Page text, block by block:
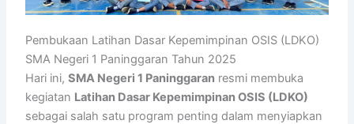
Pembukaan Latihan Dasar Kepemimpinan OSIS (LDKO)
SMA Negeri 1 Paninggaran Tahun 2025
Hari ini,SMA Negeri 1 Paninggaran resmi membuka
kegiatan Latihan Dasar Kepemimpinan OSIS (LDKO)
sebagai salah satu program penting dalam menyiapkan